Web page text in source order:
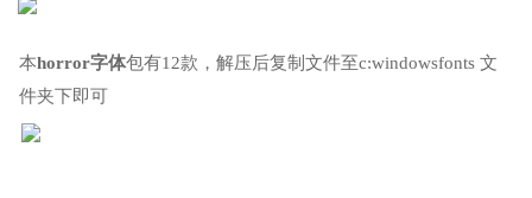
本horror字体包有12款，解压后复制文件至c:windowsfonts 文
件夹下即可